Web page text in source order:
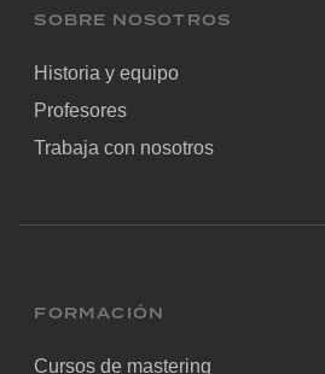
SOBRE NOSOTROS
Historia y equipo
Profesores
Trabaja con nosotros
FORMACIÓN
Cursos de mastering